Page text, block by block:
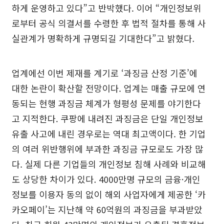
하게 운영하고 있다”고 반박했다. 이어 “개인정보위
로부터 공식 의결서를 수령한 후 법적 절차를 통해 사
실관계가 명확하게 규명되길 기대한다”고 밝혔다.
업계에선 이번 제재를 계기로 ‘과징금 산정 기준’에
대한 논란이 확산할 전망이다. 업계는 매출 규모에 연
동되는 현행 과징금 체계가 형평성 문제를 야기한다
고 지적한다. 쿠팡에 내려진 과징금은 단일 개인정보
유출 사고에 내린 경우로는 역대 최고액이다. 한 기업
의 여러 위반행위에 부과한 과징금 규모로도 가장 많
다. 실제 다른 기업들의 개인정보 침해 사례와 비교해
도 상당한 차이가 있다. 4000만명 규모의 금융·개인
정보를 이용자 동의 없이 해외 사업자에게 제공한 ‘카
카오페이’는 지난해 약 60억원의 과징금을 부과받았